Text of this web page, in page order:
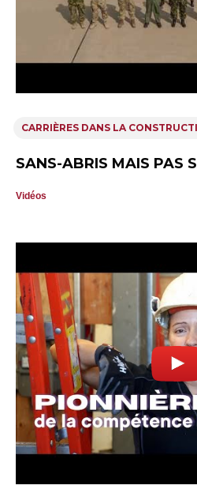
CARRIÈRES DANS LA
SANS-ABRIS MAIS PAS
Vidéos